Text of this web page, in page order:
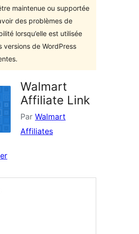
maintenue ou supportée
des problèmes de
lorsqu’elle est utilisée
versions de WordPress
Walmart
Affiliate Link
Par Walmart
Affiliates